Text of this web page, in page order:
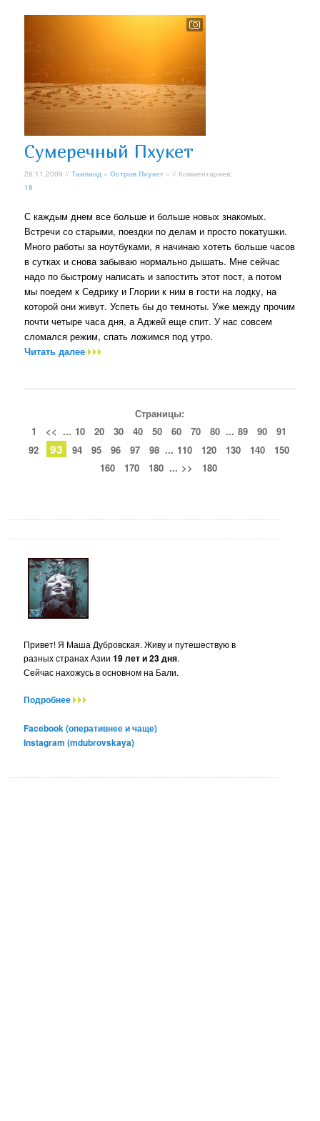
Сумеречный Пхукет
26.11.2009 //Таиланд »Остров Пхукет » // Комментариев:
18
С каждым днем все больше и больше новых знакомых.
Встречи со старыми, поездки по делам и просто покатушки.
Много работы за ноутбуками, я начинаю хотеть больше часов
в сутках и снова забываю нормально дышать. Мне сейчас
надо по быстрому написать и запостить этот пост, а потом
мы поедем к Седрику и Глории к ним в гости на лодку, на
которой они живут. Успеть бы до темноты. Уже между прочим
почти четыре часа дня, а Аджей еще спит. У нас совсем
сломался режим, спать ложимся под утро.
Читать далее
Страницы:
1
<< ... 10 20 30 40 50 60 70 80 ... 89 90
91
92
93 94 95 96 97 98 ... 110 120 130 140
150
160
170 180 ... >> 180
Привет! Я Маша Дубровская. Живу и путешествую в
разных странах Азии19 лет и 23 дня.
Сейчас нахожусь в основном на Бали.
Подробнее
Facebook (оперативнее и чаще)
Instagram (mdubrovskaya)